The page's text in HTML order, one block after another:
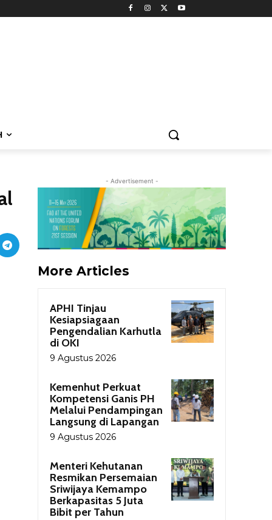
- Advertisement -
More Articles
APHI Tinjau
Kesiapsiagaan
Pengendalian Karhutla
di OKI
9 Agustus 2026
Kemenhut Perkuat
Kompetensi Ganis PH
Melalui Pendampingan
Langsung di Lapangan
9 Agustus 2026
Menteri Kehutanan
Resmikan Persemaian
Sriwijaya Kemampo
Berkapasitas 5 Juta
Bibit per Tahun